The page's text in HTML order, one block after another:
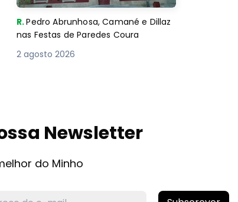
R.Pedro Abrunhosa, Camané e Dillaz
nas Festas de Paredes Coura
2 agosto 2026
Newsletter
do Minho